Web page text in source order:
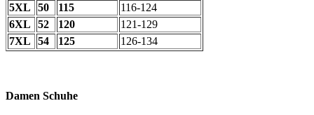
5XL
50 115
116-124
6XL
52 120
121-129
7XL
54 125 126-134
Damen Schuhe